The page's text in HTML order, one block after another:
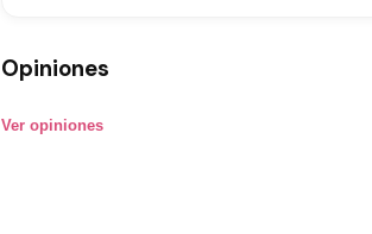
Opiniones
Ver opiniones